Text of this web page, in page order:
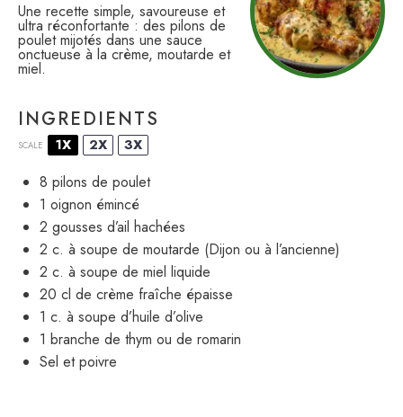
Une recette simple, savoureuse et
ultra réconfortante : des pilons de
poulet mijotés dans une sauce
onctueuse à la crème, moutarde et
miel.
INGREDIENTS
SCALE 1X 2X 3X
8 pilons de poulet
1 oignon émincé
2 gousses d’ail hachées
2 c. à soupe de moutarde (Dijon ou à l’ancienne)
2 c. à soupe de miel liquide
20 cl de crème fraîche épaisse
1 c. à soupe d’huile d’olive
1 branche de thym ou de romarin
Sel et poivre